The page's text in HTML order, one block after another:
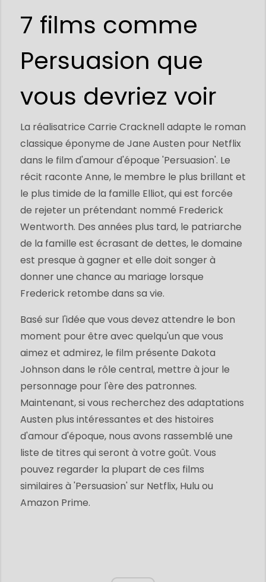
7 films comme
Persuasion que
vous devriez voir
La réalisatrice Carrie Cracknell adapte le roman
classique éponyme de Jane Austen pour Netflix
dans le film d'amour d'époque 'Persuasion'. Le
récit raconte Anne, le membre le plus brillant et
le plus timide de la famille Elliot, qui est forcée
de rejeter un prétendant nommé Frederick
Wentworth. Des années plus tard, le patriarche
de la famille est écrasant de dettes, le domaine
est presque à gagner et elle doit songer à
donner une chance au mariage lorsque
Frederick retombe dans sa vie.
Basé sur l'idée que vous devez attendre le bon
moment pour être avec quelqu'un que vous
aimez et admirez, le film présente Dakota
Johnson dans le rôle central, mettre à jour le
personnage pour l'ère des patronnes.
Maintenant, si vous recherchez des adaptations
Austen plus intéressantes et des histoires
d'amour d'époque, nous avons rassemblé une
liste de titres qui seront à votre goût. Vous
pouvez regarder la plupart de ces films
similaires à 'Persuasion' sur Netflix, Hulu ou
Amazon Prime.